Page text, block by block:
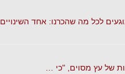
לכל מה שהכרנו: אחד השינויים
של עץ מסוים, "כי …